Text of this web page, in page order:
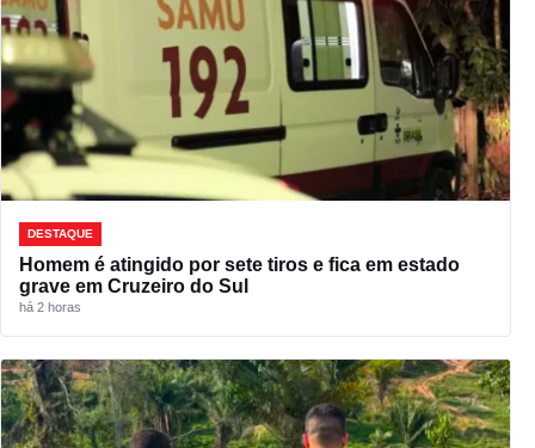
DESTAQUE
Homem é atingido por sete tiros e fica em estado
grave em Cruzeiro do Sul
há 2 horas